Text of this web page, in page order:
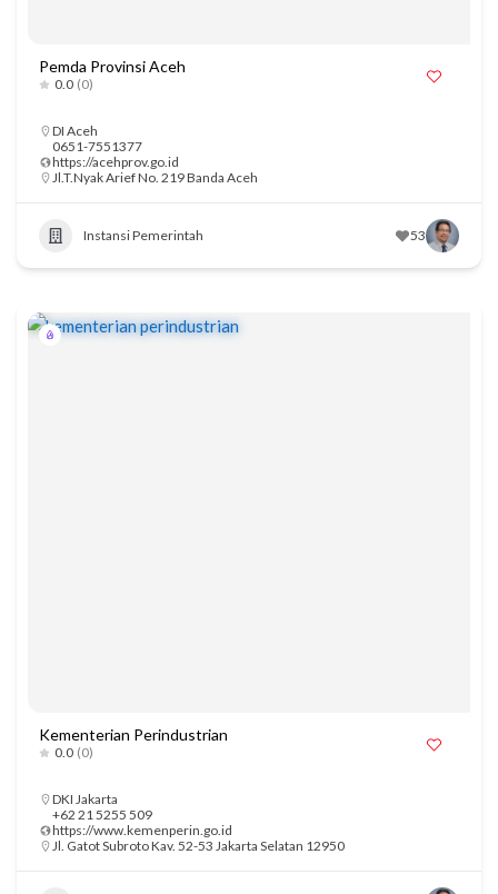
Pemda Provinsi Aceh
0.0 (0)
DI Aceh
0651-7551377
https://acehprov.go.id
Jl.T.Nyak Arief No. 219 Banda Aceh
Instansi Pemerintah 53
Kementerian Perindustrian
0.0 (0)
DKI Jakarta
+62 21 5255 509
https://www.kemenperin.go.id
Jl. Gatot Subroto Kav. 52-53 Jakarta Selatan 12950